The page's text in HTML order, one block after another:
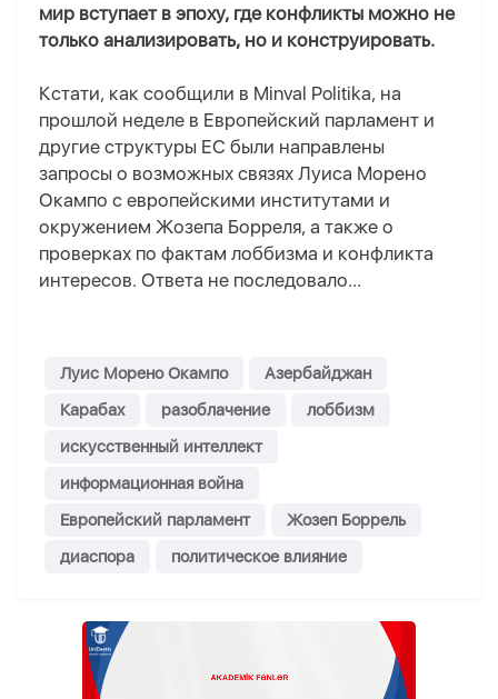
мир вступает в эпоху, где конфликты можно не
только анализировать, но и конструировать.
Кстати, как сообщили в Minval Politika, на
прошлой неделе в Европейский парламент и
другие структуры ЕС были направлены
запросы о возможных связях Луиса Морено
Окампо с европейскими институтами и
окружением Жозепа Борреля, а также о
проверках по фактам лоббизма и конфликта
интересов. Ответа не последовало...
Луис Морено Окампо
Азербайджан
Карабах
разоблачение
лоббизм
искусственный интеллект
информационная война
Европейский парламент
Жозеп Боррель
диаспора
политическое влияние